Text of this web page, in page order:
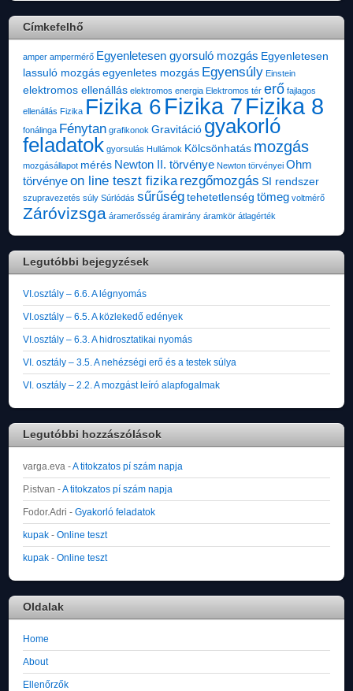
Címkefelhő
amper ampermérő Egyenletesen gyorsuló mozgás Egyenletesen
lassuló mozgás egyenletes mozgás Egyensúly Einstein
elektromos ellenállás elektromos energia Elektromos tér erő fajlagos
ellenállás Fizika Fizika 6Fizika 7Fizika 8
fonálinga Fénytan grafikonok Gravitáció gyakorló
feladatok gyorsulás Hullámok Kölcsönhatás mozgás
mozgásállapot mérés Newton II. törvénye Newton törvényei Ohm
törvényeon line teszt fizika rezgőmozgás SI rendszer
szupravezetés súly Súrlódás sűrűség tehetetlenség tömeg voltmérő
Záróvizsga áramerősség áramirány áramkör átlagérték
Legutóbbi bejegyzések
VI.osztály – 6.6. A légnyomás
VI.osztály – 6.5. A közlekedő edények
VI.osztály – 6.3. A hidrosztatikai nyomás
VI. osztály – 3.5. A nehézségi erő és a testek súlya
VI. osztály – 2.2. A mozgást leíró alapfogalmak
Legutóbbi hozzászólások
varga.eva -A titokzatos pí szám napja
P.istvan -A titokzatos pí szám napja
Fodor.Adri -Gyakorló feladatok
kupak -Online teszt
kupak -Online teszt
Oldalak
Home
About
Ellenőrzők